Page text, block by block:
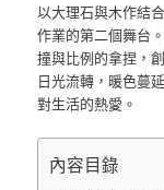
以大理石與木作結
作業的第二個舞台
撞與比例的拿捏，
日光流轉，暖色蔓
對生活的熱愛。
內容目錄